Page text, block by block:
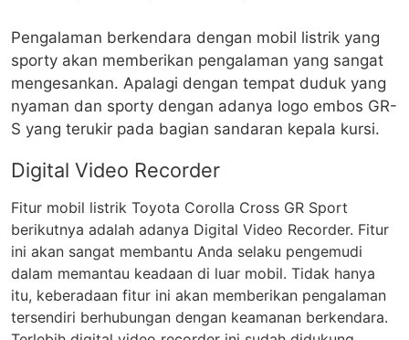
Pengalaman berkendara dengan mobil listrik yang
sporty akan memberikan pengalaman yang sangat
mengesankan. Apalagi dengan tempat duduk yang
nyaman dan sporty dengan adanya logo embos GR-
S yang terukir pada bagian sandaran kepala kursi.
Digital Video Recorder
Fitur mobil listrik Toyota Corolla Cross GR Sport
berikutnya adalah adanya Digital Video Recorder. Fitur
ini akan sangat membantu Anda selaku pengemudi
dalam memantau keadaan di luar mobil. Tidak hanya
itu, keberadaan fitur ini akan memberikan pengalaman
tersendiri berhubungan dengan keamanan berkendara.